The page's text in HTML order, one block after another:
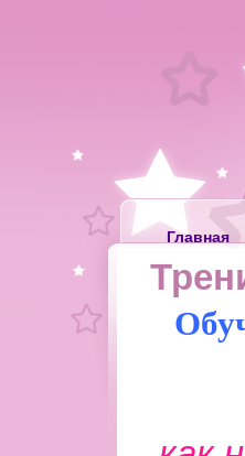
Главная